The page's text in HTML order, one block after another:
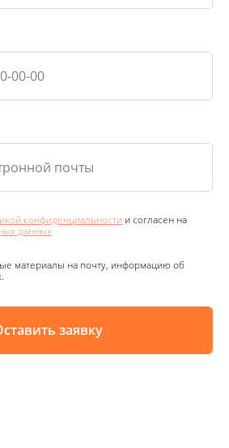
конфиденциальности и согласен на
данных
материалы на почту, информацию об
заявку